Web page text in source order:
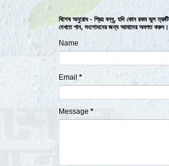
বিশেষ অনুরোধ - প্রিয় বন্ধু, যদি কোন রকম ভুল ত্রুটি
দেখতে পান, সংশোধনের জন্য আমাদের অবগত করুন।
Name
Email *
Message *